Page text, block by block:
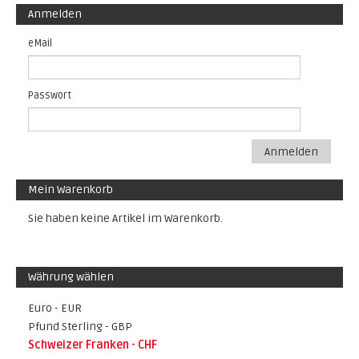
Anmelden
eMail
Passwort
Anmelden
Mein Warenkorb
Sie haben keine Artikel im Warenkorb.
Währung wählen
Euro - EUR
Pfund Sterling - GBP
Schweizer Franken - CHF